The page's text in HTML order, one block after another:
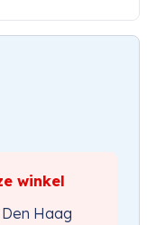
winkel
Haag